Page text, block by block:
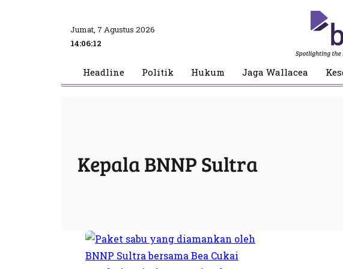
Jumat, 7 Agustus 2026
14:06:12
Headline Politik Hukum Jaga Wallacea
Kepala BNNP Sultra